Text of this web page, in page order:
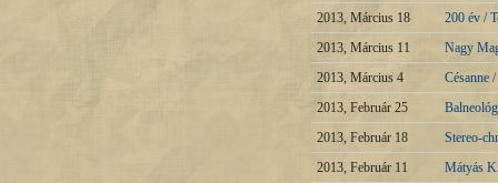
2013, Március 18
200 év /
2013, Március 11
Nagy
2013, Március 4
Césanne
2013, Február 25
2013, Február 18
Stereo-
2013, Február 11
Mátyás